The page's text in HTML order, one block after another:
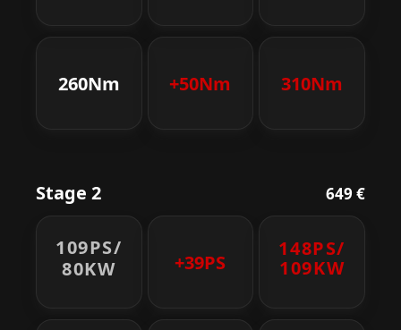
260Nm +50Nm 310Nm
Stage 2 649 €
109PS/
80KW
+39PS
148PS/
109KW